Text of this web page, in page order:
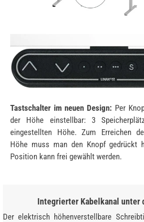
Tastschalter im neuen Design: Per
der Höhe einstellbar: 3
eingestellten Höhe. Zum Erreichen
Höhe muss man den Knopf gedrückt
Position kann frei gewählt werden.
Integrierter Kabelkanal unter
Der elektrisch höhenverstellbare